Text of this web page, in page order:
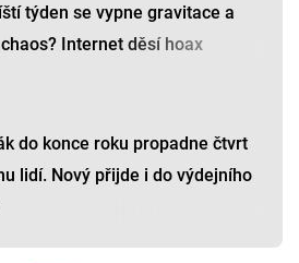
týden se vypne gravitace a
Internet děsí hoax
do konce roku propadne čtvrt
lidí. Nový přijde i do výdejního